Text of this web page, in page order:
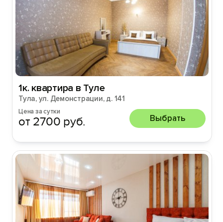
1к. квартира в Туле
Тула, ул. Демонстрации, д. 141
Цена за сутки
от 2700 руб. Выбрать